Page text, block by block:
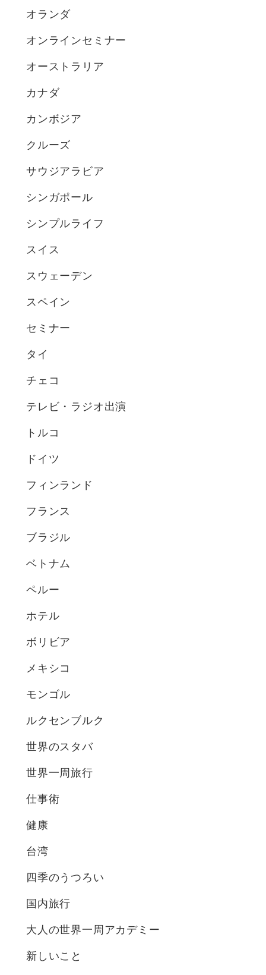
オランダ
オンラインセミナー
オーストラリア
カナダ
カンボジア
クルーズ
サウジアラビア
シンガポール
シンプルライフ
スイス
スウェーデン
スペイン
セミナー
タイ
チェコ
テレビ・ラジオ出演
トルコ
ドイツ
フィンランド
フランス
ブラジル
ベトナム
ペルー
ホテル
ボリビア
メキシコ
モンゴル
ルクセンブルク
世界のスタバ
世界一周旅行
仕事術
健康
台湾
四季のうつろい
国内旅行
大人の世界一周アカデミー
新しいこと